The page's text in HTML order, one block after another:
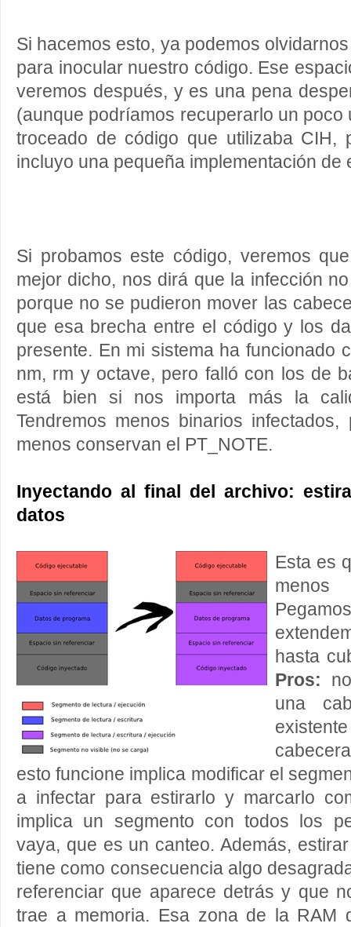
Si hacemos esto, ya podemos
para inocular nuestro código. Ese
veremos después, y es una pena
(aunque podríamos recuperarlo un poco
troceado de código que utilizaba CIH,
incluyo una pequeña implementación de
Si probamos este código, veremos
mejor dicho, nos dirá que la infección
porque no se pudieron mover las
que esa brecha entre el código y los
presente. En mi sistema ha funcionado
nm, rm y octave, pero falló con los de
está bien si nos importa más la
Tendremos menos binarios
menos conservan el PT_NOTE.
Inyectando al final del archivo:
datos
Esta es
hasta
Pros:
una
esto funcione implica modificar el
a infectar para estirarlo y marcarlo
implica un segmento con todos los
vaya, que es un canteo. Además,
tiene como consecuencia algo
referenciar que aparece detrás y que
trae a memoria. Esa zona de la RAM